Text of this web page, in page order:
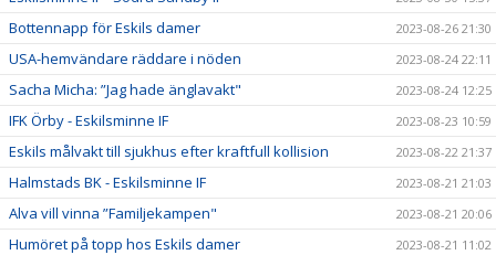
Bottennapp för Eskils damer 2023-08-26 21:30
USA-hemvändare räddare i nöden 2023-08-24 22:11
Sacha Micha: ”Jag hade änglavakt" 2023-08-24 12:25
IFK Örby - Eskilsminne IF 2023-08-23 10:59
Eskils målvakt till sjukhus efter kraftfull kollision 2023-08-22 21:37
Halmstads BK - Eskilsminne IF 2023-08-21 21:03
Alva vill vinna ”Familjekampen" 2023-08-21 20:06
Humöret på topp hos Eskils damer 2023-08-21 11:02